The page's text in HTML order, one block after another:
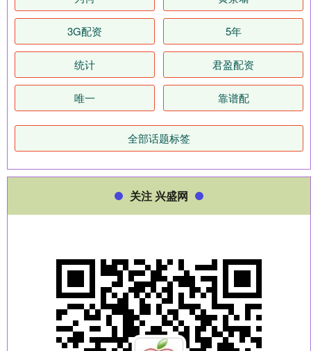
3G配资 5年
统计 君盈配资
唯一 靠谱配
全部话题标签
关注 兴盛网